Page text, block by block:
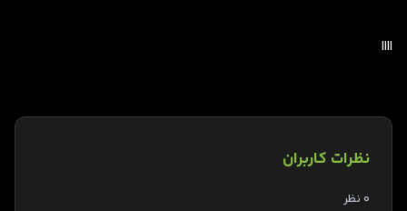
||||
نظرات کاربران
0 نظر